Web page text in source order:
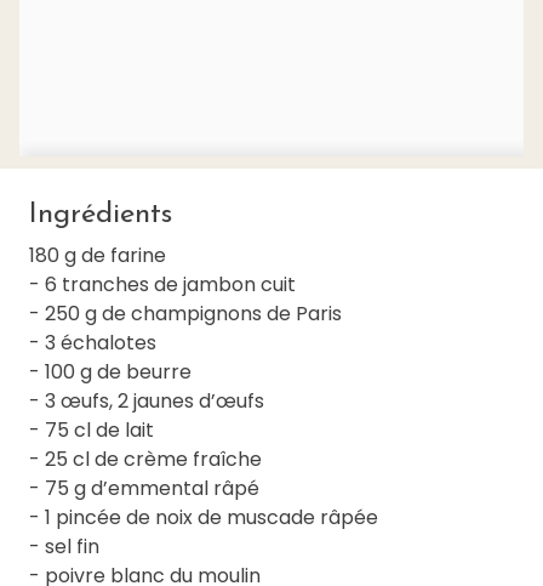
Ingrédients
180 g de farine
- 6 tranches de jambon cuit
- 250 g de champignons de Paris
- 3 échalotes
- 100 g de beurre
- 3 œufs, 2 jaunes d’œufs
- 75 cl de lait
- 25 cl de crème fraîche
- 75 g d’emmental râpé
- 1 pincée de noix de muscade râpée
- sel fin
- poivre blanc du moulin